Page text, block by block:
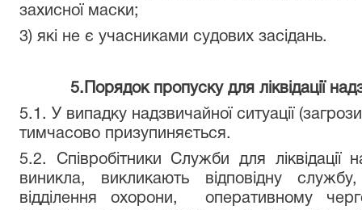
захисної маски;
3) які не є учасниками судових засідань.
5.Порядок пропуску для ліквідації
5.1. У випадку надзвичайної ситуації
тимчасово призупиняється.
5.2. Співробітники Служби для ліквідації
виникла, викликають відповідну
відділення охорони, оперативному